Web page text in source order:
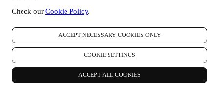
Check our Cookie Policy.
ACCEPT NECESSARY COOKIES ONLY
COOKIE SETTINGS
ACCEPT ALL COOKIES
respecter votre vie privée, la présente déclaration expliquant
conformité avec la législation UE relative à la protection des
données (y compris la Réglementation générale de Protection des
données 2016/679 de l’Union européenne) et avec la loi relative à la
protection des données qui s’applique dans votre pays, dans votre
territoire ou dans votre région (les “Lois relatives à la Protection des
1. QUEL TYPE DE DONNEES RECUEILLONS-NOUS AUPRES DE